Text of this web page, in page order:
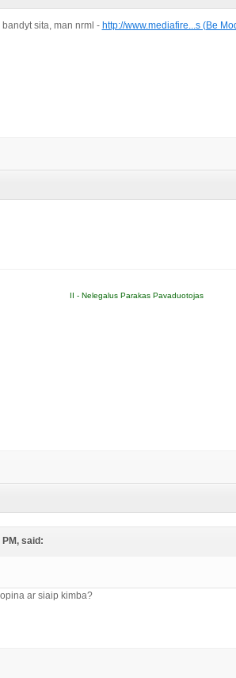
sita, man nrml - http://www.mediafire...s (Be
II - Nelegalus Parakas Pavaduotojas
said:
ar siaip kimba?